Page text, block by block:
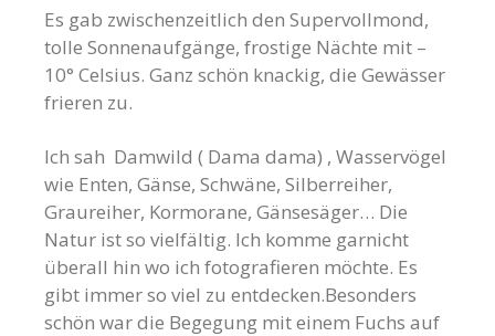
Es gab zwischenzeitlich den Supervollmond,
tolle Sonnenaufgänge, frostige Nächte mit –
10° Celsius. Ganz schön knackig, die Gewässer
frieren zu.
Ich sah Damwild ( Dama dama) , Wasservögel
wie Enten, Gänse, Schwäne, Silberreiher,
Graureiher, Kormorane, Gänsesäger… Die
Natur ist so vielfältig. Ich komme garnicht
überall hin wo ich fotografieren möchte. Es
gibt immer so viel zu entdecken.Besonders
schön war die Begegung mit einem Fuchs auf